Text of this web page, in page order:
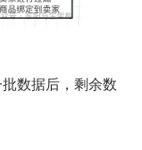
数据后，剩余数